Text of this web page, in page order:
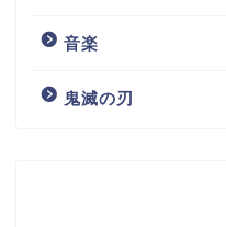
音楽
鬼滅の刃